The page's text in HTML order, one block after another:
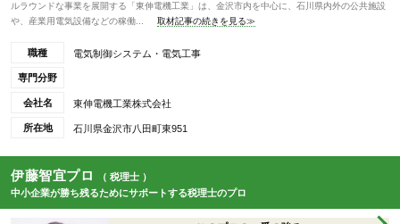
ルラウンドな事業を展開する「東伸電機工業」は、金沢市内を中心に、石川県内外の公共施設
や、産業用電気設備などの稼働...
取材記事の続きを見る≫
職種 電気制御システム・電気工事
専門分野
会社名 東伸電機工業株式会社
所在地 石川県金沢市八田町東951
伊藤智宜プロ
（ 税理士 ）
中小企業が勝ち残るためにサポートする税理士のプロ